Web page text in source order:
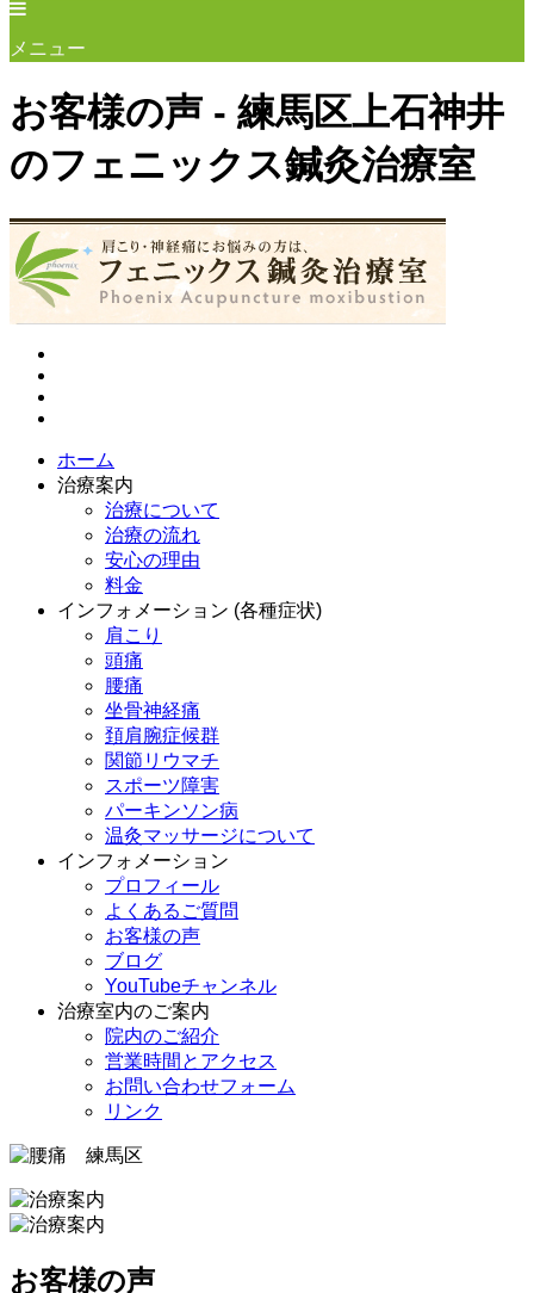
メニュー
お客様の声 - 練馬区上石神井
のフェニックス鍼灸治療室
ホーム
治療案内
治療について
治療の流れ
安心の理由
料金
インフォメーション (各種症状)
肩こり
頭痛
腰痛
坐骨神経痛
頚肩腕症候群
関節リウマチ
スポーツ障害
パーキンソン病
温灸マッサージについて
インフォメーション
プロフィール
よくあるご質問
お客様の声
ブログ
YouTubeチャンネル
治療室内のご案内
院内のご紹介
営業時間とアクセス
お問い合わせフォーム
リンク
お客様の声